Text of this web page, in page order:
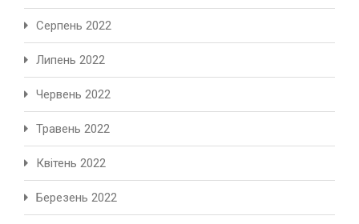
Серпень 2022
Липень 2022
Червень 2022
Травень 2022
Квітень 2022
Березень 2022